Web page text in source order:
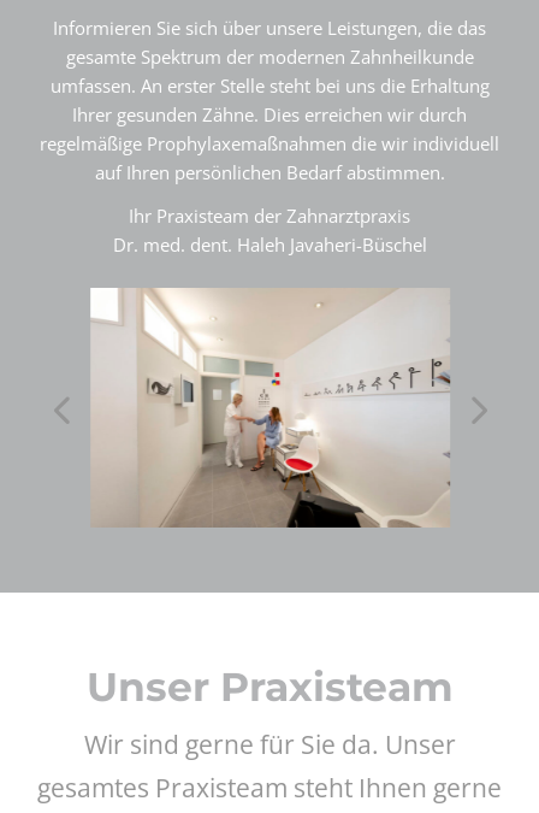
Informieren Sie sich über unsere Leistungen, die das
gesamte Spektrum der modernen Zahnheilkunde
umfassen. An erster Stelle steht bei uns die Erhaltung
Ihrer gesunden Zähne. Dies erreichen wir durch
regelmäßige Prophylaxemaßnahmen die wir individuell
auf Ihren persönlichen Bedarf abstimmen.
Ihr Praxisteam der Zahnarztpraxis
Dr. med. dent. Haleh Javaheri-Büschel
Unser Praxisteam
Wir sind gerne für Sie da. Unser
gesamtes Praxisteam steht Ihnen gerne